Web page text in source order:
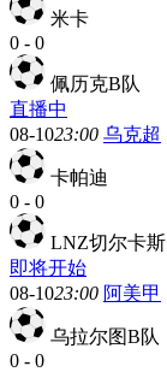
米卡
0 - 0
佩历克B队
直播中
08-1023:00 乌克超
卡帕迪
0 - 0
LNZ切尔卡斯
即将开始
08-1023:00 阿美甲
乌拉尔图B队
0 - 0